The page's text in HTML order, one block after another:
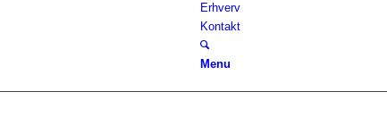
Erhverv
Kontakt
Menu